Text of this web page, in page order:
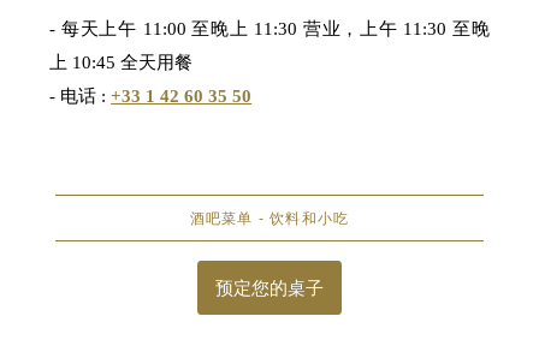
- 每天上午 11:00 至晚上 11:30 营业，上午 11:30 至晚
上 10:45 全天用餐
- 电话 :+33 1 42 60 35 50
酒吧菜单 - 饮料和小吃
预定您的桌子